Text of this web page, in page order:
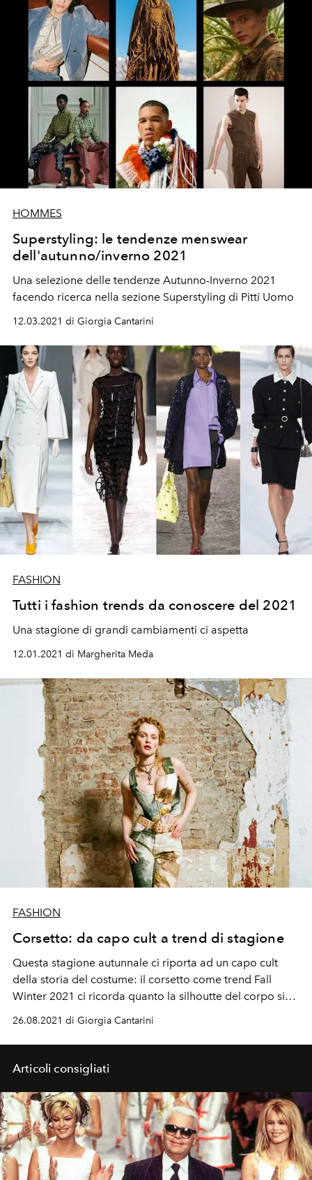
HOMMES
Superstyling: le tendenze menswear
dell'autunno/inverno 2021
Una selezione delle tendenze Autunno-Inverno 2021
facendo ricerca nella sezione Superstyling di Pitti Uomo
12.03.2021 di Giorgia Cantarini
FASHION
Tutti i fashion trends da conoscere del 2021
Una stagione di grandi cambiamenti ci aspetta
12.01.2021 di Margherita Meda
FASHION
Corsetto: da capo cult a trend di stagione
Questa stagione autunnale ci riporta ad un capo cult
della storia del costume: il corsetto come trend Fall
Winter 2021 ci ricorda quanto la silhoutte del corpo sia
star che ama il bustier? Sicuramente Dua Lipa.
nuovo videoDemeanor, la cantante inglese sfoggia una
creazione couture della collezione primavera estate
Les Marquis Touaregs
26.08.2021 di Giorgia Cantarini
Articoli consigliati